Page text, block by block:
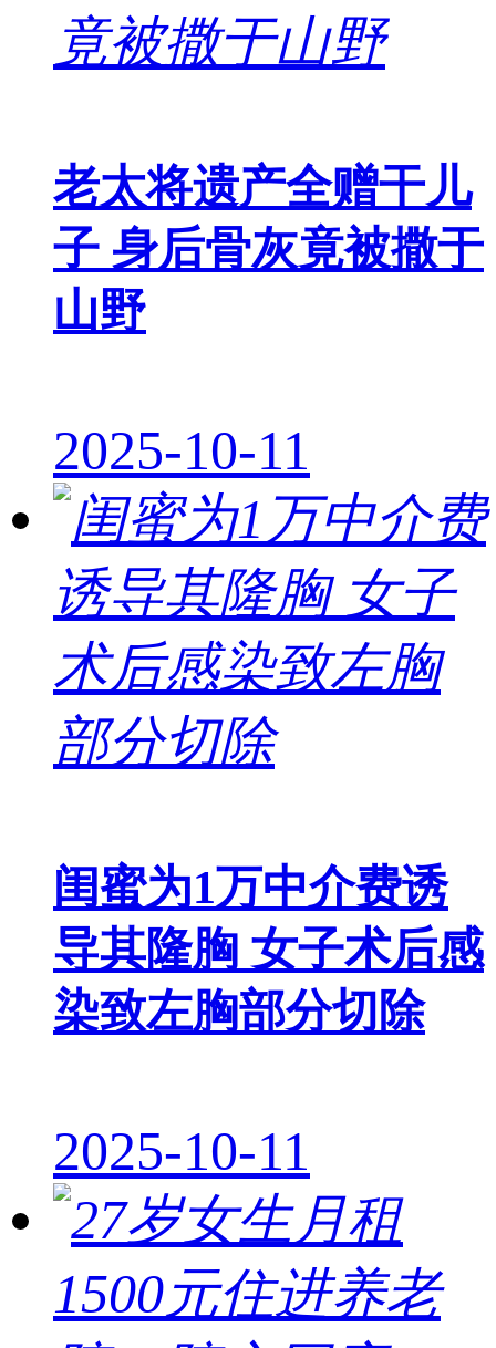
老太将遗产全赠干儿
子 身后骨灰竟被撒于
山野
2025-10-11
闺蜜为1万中介费诱
导其隆胸 女子术后感
染致左胸部分切除
2025-10-11